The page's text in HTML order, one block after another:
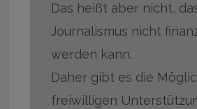
Das heißt aber nicht,
Journalismus nicht
werden kann.
Daher gibt es die
freiwilligen